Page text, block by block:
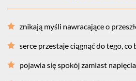
znikają myśli nawracające o
serce przestaje ciągnąć do tego, co
pojawia się spokój zamiast napięcia,